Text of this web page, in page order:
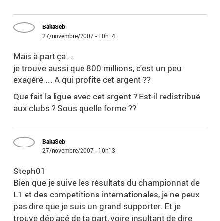
BakaSeb
27/novembre/2007 - 10h14
Mais à part ça ...
je trouve aussi que 800 millions, c'est un peu
exagéré ... A qui profite cet argent ??
Que fait la ligue avec cet argent ? Est-il redistribué
aux clubs ? Sous quelle forme ??
BakaSeb
27/novembre/2007 - 10h13
Steph01
Bien que je suive les résultats du championnat de
L1 et des competitions internationales, je ne peux
pas dire que je suis un grand supporter. Et je
trouve déplacé de ta part, voire insultant de dire